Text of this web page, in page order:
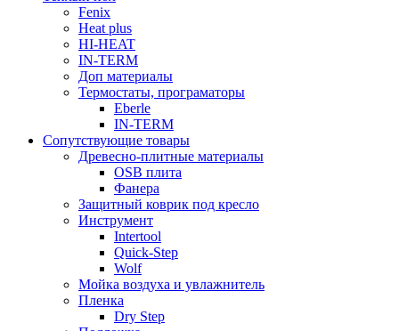
Fenix
Heat plus
HI-HEAT
IN-TERM
Доп материалы
Термостаты, програматоры
Eberle
IN-TERM
Сопутствующие товары
Древесно-плитные материалы
OSB плита
Фанера
Защитный коврик под кресло
Инструмент
Intertool
Quick-Step
Wolf
Мойка воздуха и увлажнитель
Пленка
Dry Step